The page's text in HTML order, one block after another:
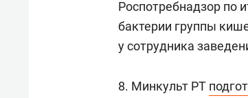
Роспотребнадзор по
бактерии группы
у сотрудника
8. Минкульт РТ